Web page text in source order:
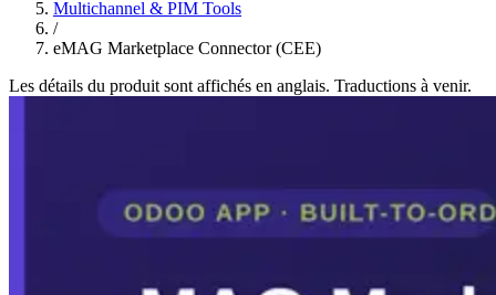
Multichannel & PIM Tools
/
eMAG Marketplace Connector (CEE)
Les détails du produit sont affichés en anglais. Traductions à venir.